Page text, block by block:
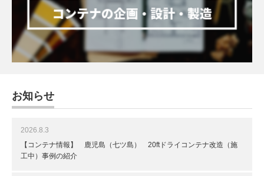
お知らせ
2026.8.3
【コンテナ情報】 鹿児島（七ツ島） 20ftドライコンテナ改造（施
工中）事例の紹介